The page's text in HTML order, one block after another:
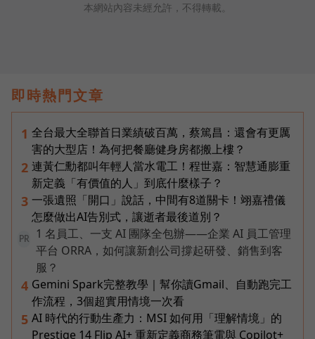
本網站內容未經允許，不得轉載。
即時熱門文章
1 全台最大全聯首日業績破百萬，蔡篤昌：還會有更厲
害的大型店！為何把餐廳健身房都搬上樓？
2 連黃仁勳都叫年輕人當水電工！程世嘉：智慧通膨重
新定義「有價值的人」到底什麼樣子？
3 一張遺照「開口」說話，中間有8道關卡！翊嘉禮儀
怎麼做出AI告別式，讓逝者最後道別？
PR
1 名員工、一支 AI 團隊全包辦——企業 AI 員工管理
平台 ORRA，如何讓新創公司撐起研發、銷售到客
服？
4 Gemini Spark完整教學｜幫你讀Gmail、自動跑完工
作流程，3個超實用情境一次看
5 AI 時代的行動生產力：MSI 如何用「理解情境」的
Prestige 14 Flip AI+ 重新定義商務筆電與 Copilot+